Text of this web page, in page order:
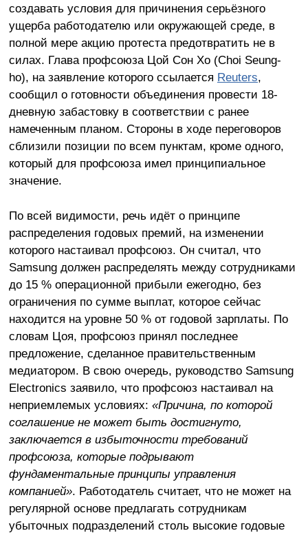
создавать условия для причинения серьёзного
ущерба работодателю или окружающей среде, в
полной мере акцию протеста предотвратить не в
силах. Глава профсоюза Цой Сон Хо (Choi Seung-
ho), на заявление которого ссылается Reuters,
сообщил о готовности объединения провести 18-
дневную забастовку в соответствии с ранее
намеченным планом. Стороны в ходе переговоров
сблизили позиции по всем пунктам, кроме одного,
который для профсоюза имел принципиальное
значение.
По всей видимости, речь идёт о принципе
распределения годовых премий, на изменении
которого настаивал профсоюз. Он считал, что
Samsung должен распределять между сотрудниками
до 15 % операционной прибыли ежегодно, без
ограничения по сумме выплат, которое сейчас
находится на уровне 50 % от годовой зарплаты. По
словам Цоя, профсоюз принял последнее
предложение, сделанное правительственным
медиатором. В свою очередь, руководство Samsung
Electronics заявило, что профсоюз настаивал на
неприемлемых условиях: «Причина, по которой
соглашение не может быть достигнуто,
заключается в избыточности требований
профсоюза, которые подрывают
фундаментальные принципы управления
компанией». Работодатель считает, что не может на
регулярной основе предлагать сотрудникам
убыточных подразделений столь высокие годовые